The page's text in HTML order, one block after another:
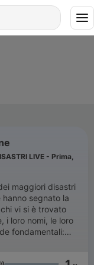
LIVE - Prima,
maggiori disastri
vi si è trovato
i loro nomi, le loro
fondamentali:
Disastri è